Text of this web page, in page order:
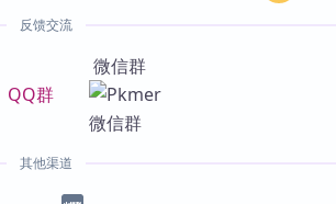
反馈交流
QQ群
微信群
其他渠道